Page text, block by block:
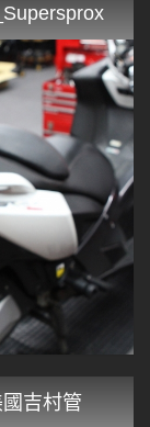
吉村管